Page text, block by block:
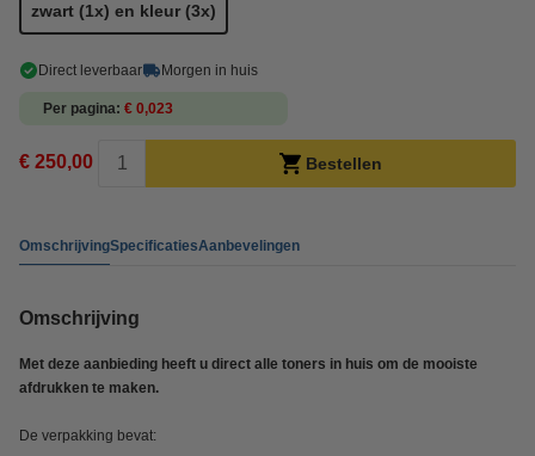
zwart (1x) en kleur (3x)
Direct leverbaar Morgen in huis
Per pagina € 0,023
€ 250,00 Bestellen
OmschrijvingSpecificatiesAanbevelingen
Omschrijving
Met deze aanbieding heeft u direct alle toners in huis om de mooiste
afdrukken te maken.
De verpakking bevat: